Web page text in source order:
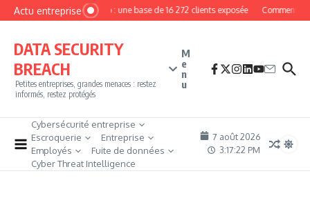
Aller au contenu
Actu entrepriseMyPhoto : une base de 16 272 clients exposée Comment
DATA SECURITY
BREACH
Petites entreprises, grandes menaces : restez
informés, restez protégés
M
e
n
u
Cybersécurité entreprise
Escroquerie
Entreprise
Employés
Fuite de données
Cyber Threat Intelligence
7 août 2026
3:17:23 PM